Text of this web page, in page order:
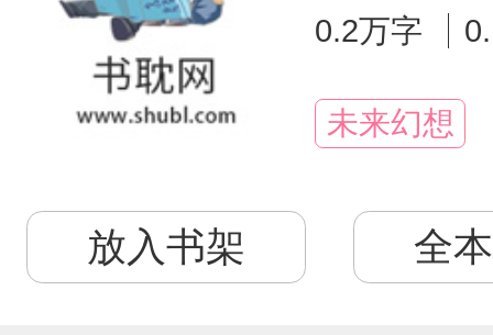
0.2万字
未来幻想
放入书架 全